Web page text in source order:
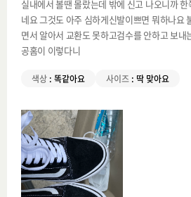
실내에서 볼땐 몰랐는데 밖에 신고 나오니까
네요 그것도 아주 심하게신발이쁘면 뭐하나요
면서 알아서 교환도 못하고검수를 안하고 보
공홈이 이렇다니
색상 : 똑같아요 사이즈 : 딱 맞아요